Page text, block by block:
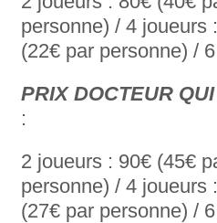
personne) / 4 joueurs
(22€ par personne) /
PRIX DOCTEUR
:
2 joueurs : 90€ (45€
personne) / 4 joueurs
(27€ par personne) /